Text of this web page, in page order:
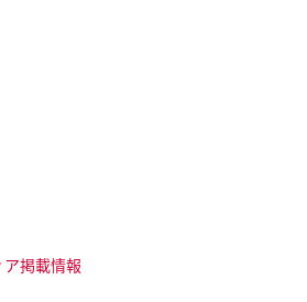
ア掲載情報